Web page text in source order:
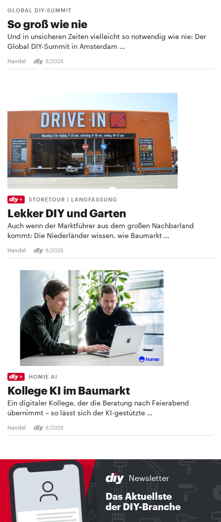
GLOBAL DIY-SUMMIT
So groß wie nie
Und in unsicheren Zeiten vielleicht so notwendig wie nie: Der
Global DIY-Summit in Amsterdam …
Handel 8/2026
STORETOUR | LANGFASSUNG
Lekker DIY und Garten
Auch wenn der Marktführer aus dem großen Nachbarland
kommt: Die Niederländer wissen, wie Baumarkt …
Handel 8/2026
HOMIE AI
Kollege KI im Baumarkt
Ein digitaler Kollege, der die Beratung nach Feierabend
übernimmt – so lässt sich der KI-gestützte …
Handel 8/2026
Newsletter
Das Aktuellste
der DIY-Branche